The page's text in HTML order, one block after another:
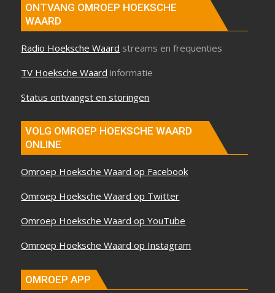
ONTVANG OMROEP HOEKSCHE
WAARD
Radio Hoeksche Waard streams en frequenties
TV Hoeksche Waard informatie
Status ontvangst en storingen
VOLG OMROEP HOEKSCHE WAARD
ONLINE
Omroep Hoeksche Waard op Facebook
Omroep Hoeksche Waard op Twitter
Omroep Hoeksche Waard op YouTube
Omroep Hoeksche Waard op Instagram
OMROEP APP